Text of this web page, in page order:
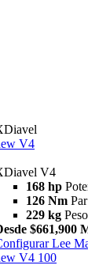
V4
V4
168 hp
126 Nm
229 kg
$661,900
Lee
V4 100